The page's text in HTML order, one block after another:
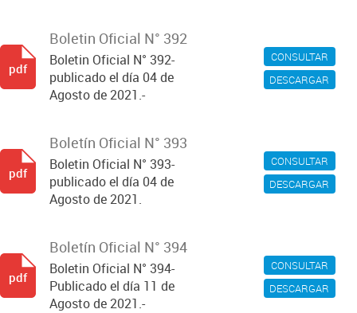
CONSULTAR
DESCARGAR
Boletin Oficial N° 392
Boletin Oficial N° 392-
publicado el día 04 de
Agosto de 2021.-
pdf
CONSULTAR
DESCARGAR
Boletín Oficial N° 393
Boletin Oficial N° 393-
publicado el día 04 de
Agosto de 2021.
pdf
CONSULTAR
DESCARGAR
Boletín Oficial N° 394
Boletin Oficial N° 394-
Publicado el día 11 de
Agosto de 2021.-
pdf